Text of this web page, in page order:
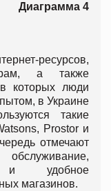
Диаграмма 4
ресурсов,
а также
которых люди
в Украине
такие
Prostor и
отмечают
и удобное
магазинов.